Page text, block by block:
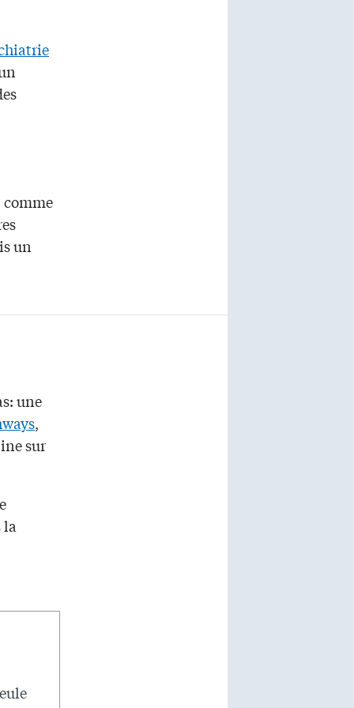
comme
un
une
,
sur
la